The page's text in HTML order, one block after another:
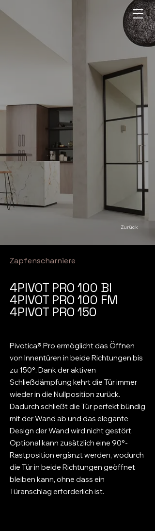
Zurück
Zapfenscharniere
4PIVOT PRO 100 BI
4PIVOT PRO 100 FM
4PIVOT PRO 150
Pivotica® Pro ermöglicht das Öffnen
von Innentüren in beide Richtungen bis
zu 150°. Dank der aktiven
Schließdämpfung kehrt die Tür immer
wieder in die Nullposition zurück.
Dadurch schließt die Tür perfekt bündig
mit der Wand ab und das elegante
Design der Wand wird nicht gestört.
Optional kann zusätzlich eine 90°-
Rastposition ergänzt werden, wodurch
die Tür in beide Richtungen geöffnet
bleiben kann, ohne dass ein
Türanschlag erforderlich ist.